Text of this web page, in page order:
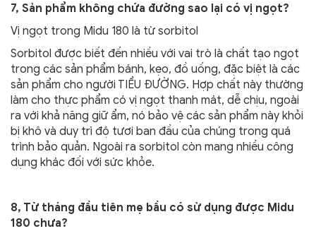
7, Sản phẩm không chứa đường sao lại có vị ngọt?
Vị ngọt trong Midu 180 là từ sorbitol
Sorbitol được biết đến nhiều với vai trò là chất tạo ngọt
trong các sản phẩm bánh, kẹo, đồ uống, đặc biệt là các
sản phẩm cho người TIỂU ĐƯỜNG. Hợp chất này thường
làm cho thực phẩm có vị ngọt thanh mát, dễ chịu, ngoài
ra với khả năng giữ ẩm, nó bảo vệ các sản phẩm này khỏi
bị khô và duy trì độ tươi ban đầu của chúng trong quá
trình bảo quản. Ngoài ra sorbitol còn mang nhiều công
dụng khác đối với sức khỏe.
8, Từ tháng đầu tiên mẹ bầu có sử dụng được Midu
180 chưa?